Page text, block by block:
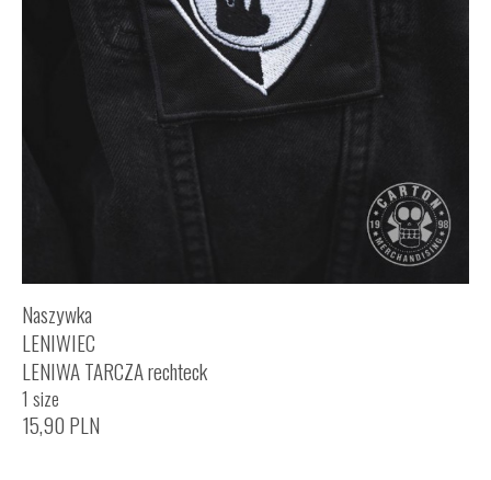
Naszywka
LENIWIEC
LENIWA TARCZA rechteck
1 size
15,90 PLN